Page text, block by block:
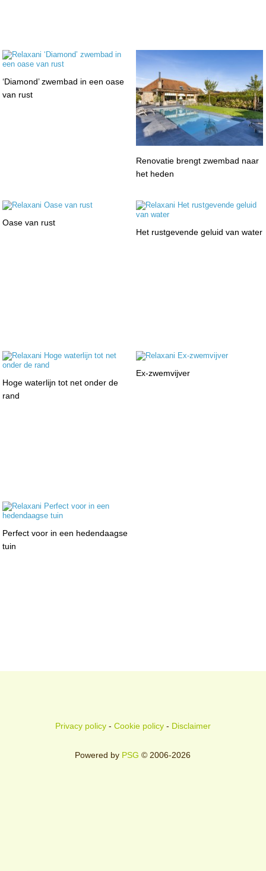
‘Diamond’ zwembad in een oase
van rust
Renovatie brengt zwembad naar
het heden
Oase van rust
Het rustgevende geluid van water
Hoge waterlijn tot net onder de
rand
Ex-zwemvijver
Perfect voor in een hedendaagse
tuin
Privacy policy- Cookie policy- Disclaimer
Powered by PSG © 2006-2026